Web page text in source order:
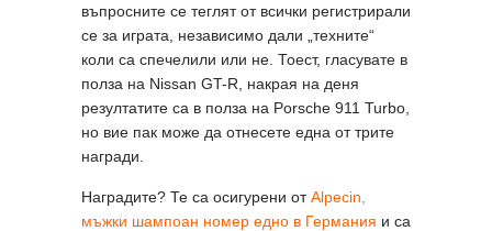
въпросните се теглят от всички регистрирали
се за играта, независимо дали „техните“
коли са спечелили или не. Тоест, гласувате в
полза на Nissan GT-R, накрая на деня
резултатите са в полза на Porsche 911 Turbo,
но вие пак може да отнесете една от трите
награди.
Наградите? Те са осигурени отAlpecin,
мъжки шампоан номер едно в Германия и са